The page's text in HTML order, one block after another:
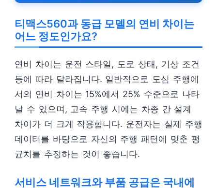
티맥스560과 동급 모델의 연비 차이는
어느 정도인가요?
연비 차이는 운전 스타일, 도로 상태, 기상 조건
등에 따라 달라집니다. 일반적으로 도심 주행에
서의 연비 차이는 15%에서 25% 수준으로 나타
날 수 있으며, 고속 주행 시에는 차종 간 설계
차이가 더 크게 작용합니다. 운전자는 실제 주행
데이터를 바탕으로 자신의 주행 패턴에 맞춘 평
균치를 추정하는 것이 좋습니다.
서비스 네트워크와 부품 공급은 국내에